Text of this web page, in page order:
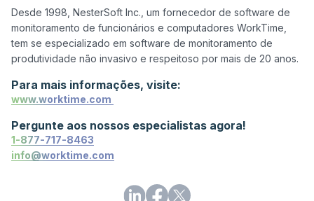
Desde 1998, NesterSoft Inc., um fornecedor de software de
monitoramento de funcionários e computadores WorkTime,
tem se especializado em software de monitoramento de
Para mais informações, visite:
www.worktime.com
Pergunte aos nossos especialistas agora!
1-877-717-8463
info@worktime.com